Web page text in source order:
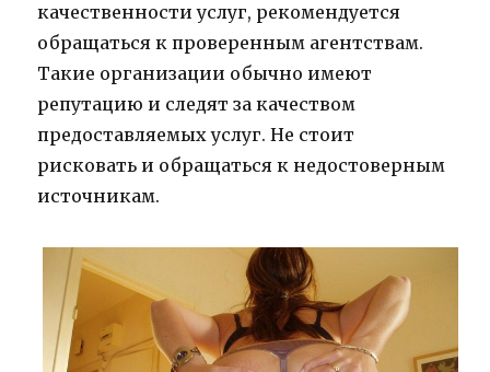
качественности услуг, рекомендуется
обращаться к проверенным агентствам.
Такие организации обычно имеют
репутацию и следят за качеством
предоставляемых услуг. Не стоит
рисковать и обращаться к недостоверным
источникам.